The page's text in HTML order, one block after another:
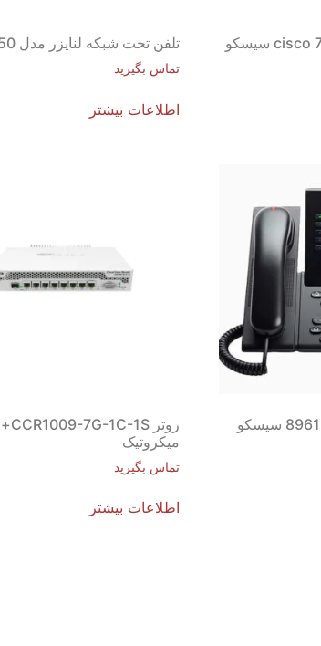
تلفن تحت شبکه لنایزر مدل ZT450
تماس بگیرید
اطلاعات بیشتر
روتر CCR1009-7G-1C-1S+
میکروتیک
تماس بگیرید
اطلاعات بیشتر